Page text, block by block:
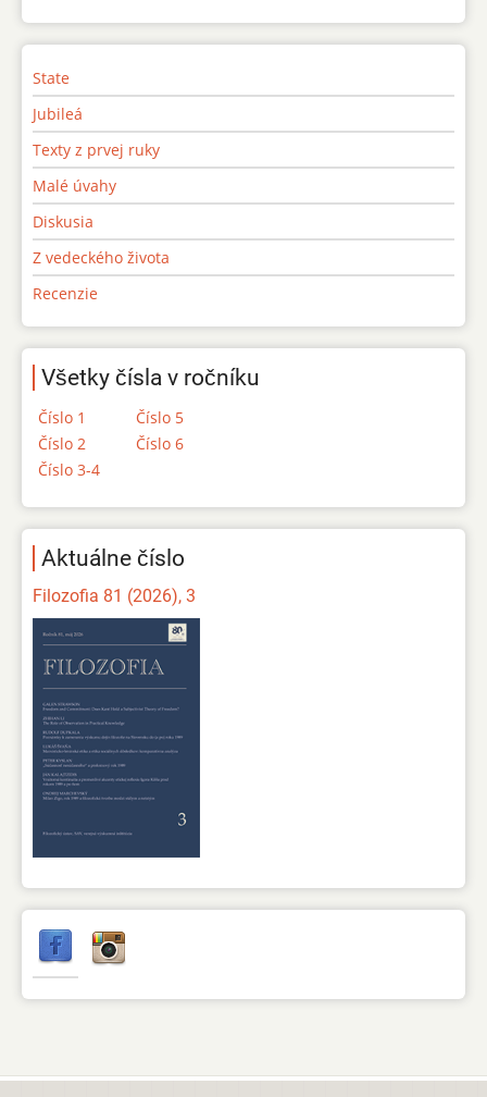
State
Jubileá
Texty z prvej ruky
Malé úvahy
Diskusia
Z vedeckého života
Recenzie
Všetky čísla v ročníku
Číslo 1
Číslo 2
Číslo 3-4
Číslo 5
Číslo 6
Aktuálne číslo
Filozofia 81 (2026), 3